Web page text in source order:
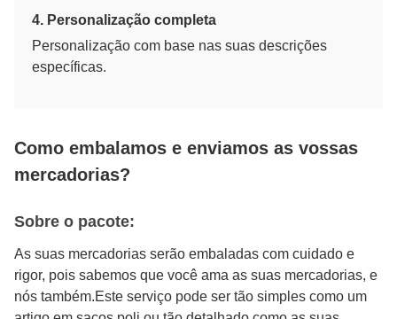
4. Personalização completa
Personalização com base nas suas descrições
específicas.
Como embalamos e enviamos as vossas
mercadorias?
Sobre o pacote:
As suas mercadorias serão embaladas com cuidado e
rigor, pois sabemos que você ama as suas mercadorias, e
nós também.Este serviço pode ser tão simples como um